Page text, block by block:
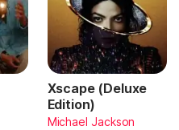
Xscape (Deluxe
Edition)
Michael Jackson